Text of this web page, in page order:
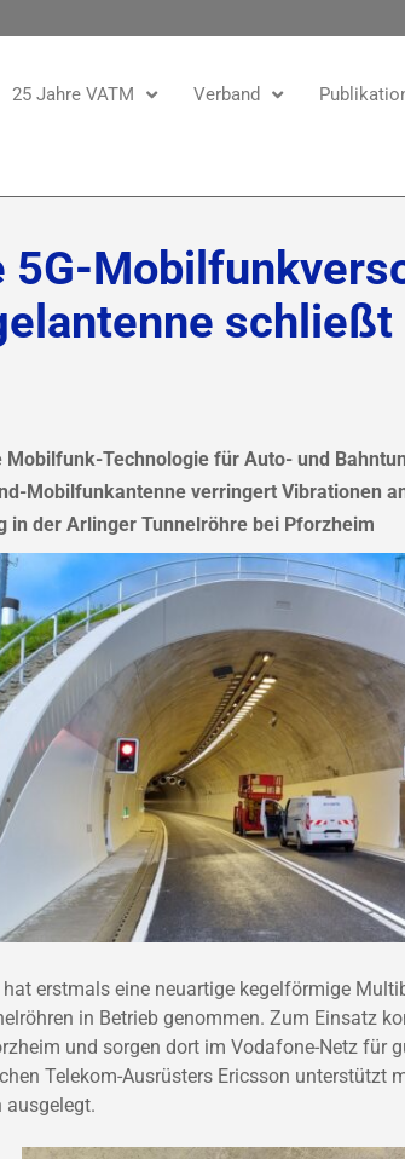
25 Jahre VATM Verband
5G-
Technologie für Auto- und
Mobilfunkantenne verringert Vibrationen
in der Arlinger Tunnelröhre bei Pforzheim
erstmals eine neuartige kegelförmige
in Betrieb genommen. Zum Einsatz
und sorgen dort im Vodafone-Netz für
Telekom-Ausrüsters Ericsson unterstützt
ausgelegt.